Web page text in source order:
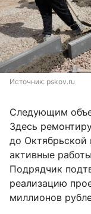
Источник: pskov.ru
Следующим
Здесь
до
активные
Подрядчик
реализацию
миллионов